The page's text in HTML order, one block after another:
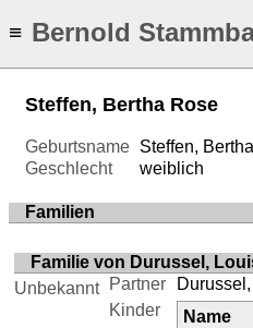
≡ Bernold
Steffen, Bertha Rose
Geburtsname Steffen,
Geschlecht
weiblich
Familien
Familie von Durussel,
Unbekannt
Partner
Kinder
Name